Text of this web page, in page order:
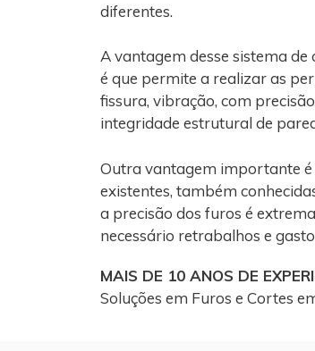
diferentes.
A vantagem desse sistema
é que permite a realizar as
fissura, vibração, com
integridade estrutural de
Outra vantagem importante é
existentes, também
a precisão dos furos é
necessário retrabalhos e
MAIS DE 10 ANOS DE
Soluções em Furos e Cortes